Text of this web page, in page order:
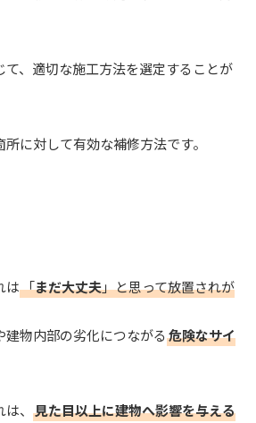
て、適切な施工方法を選定することが
に対して有効な補修方法です。
は「まだ大丈夫」と思って放置されが
物内部の劣化につながる 危険なサイ
、 見た目以上に建物へ影響を与える